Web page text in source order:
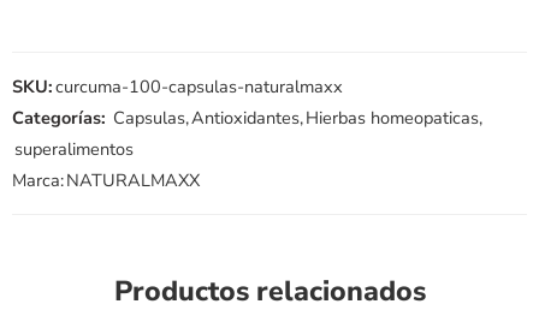
SKU:curcuma-100-capsulas-naturalmaxx
Categorías: Capsulas,Antioxidantes,Hierbas homeopaticas,
superalimentos
Marca:NATURALMAXX
Productos relacionados